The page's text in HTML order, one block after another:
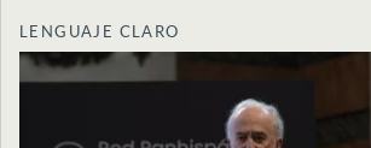
LENGUAJE CLARO